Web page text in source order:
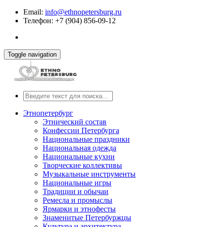
Email: info@ethnopetersburg.ru
Телефон: +7 (904) 856-09-12
Toggle navigation
Этнопетербург
Этнический состав
Конфессии Петербурга
Национальные праздники
Национальная одежда
Национальные кухни
Творческие коллективы
Музыкальные инструменты
Национальные игры
Традиции и обычаи
Ремесла и промыслы
Ярмарки и этнофесты
Знаменитые Петербуржцы